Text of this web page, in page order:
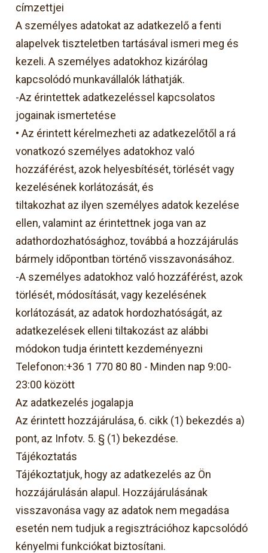
címzettjei
A személyes adatokat az adatkezelő a fenti
alapelvek tiszteletben tartásával ismeri meg és
kezeli. A személyes adatokhoz kizárólag
kapcsolódó munkavállalók láthatják.
-Az érintettek adatkezeléssel kapcsolatos
jogainak ismertetése
• Az érintett kérelmezheti az adatkezelőtől a rá
vonatkozó személyes adatokhoz való
hozzáférést, azok helyesbítését, törlését vagy
kezelésének korlátozását, és
tiltakozhat az ilyen személyes adatok kezelése
ellen, valamint az érintettnek joga van az
adathordozhatósághoz, továbbá a hozzájárulás
bármely időpontban történő visszavonásához.
-A személyes adatokhoz való hozzáférést, azok
törlését, módosítását, vagy kezelésének
korlátozását, az adatok hordozhatóságát, az
adatkezelések elleni tiltakozást az alábbi
módokon tudja érintett kezdeményezni
Telefonon:+36 1 770 80 80 - Minden nap 9:00-
23:00 között
Az adatkezelés jogalapja
Az érintett hozzájárulása, 6. cikk (1) bekezdés a)
pont, az Infotv. 5. § (1) bekezdése.
Tájékoztatás
Tájékoztatjuk, hogy az adatkezelés az Ön
hozzájárulásán alapul. Hozzájárulásának
visszavonása vagy az adatok nem megadása
esetén nem tudjuk a regisztrációhoz kapcsolódó
kényelmi funkciókat biztosítani.